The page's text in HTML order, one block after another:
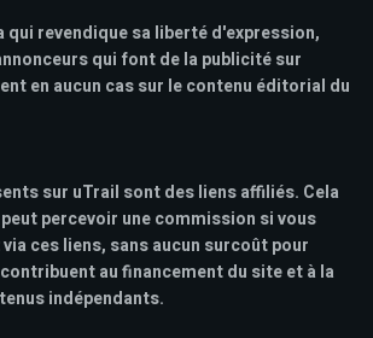
qui revendique sa liberté d'expression,
qui font de la publicité sur
en aucun cas sur le contenu éditorial du
sur uTrail sont des liens affiliés. Cela
percevoir une commission si vous
ces liens, sans aucun surcoût pour
au financement du site et à la
indépendants.